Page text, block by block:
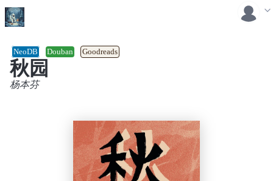
秋园
NeoDB Douban Goodreads
杨本芬